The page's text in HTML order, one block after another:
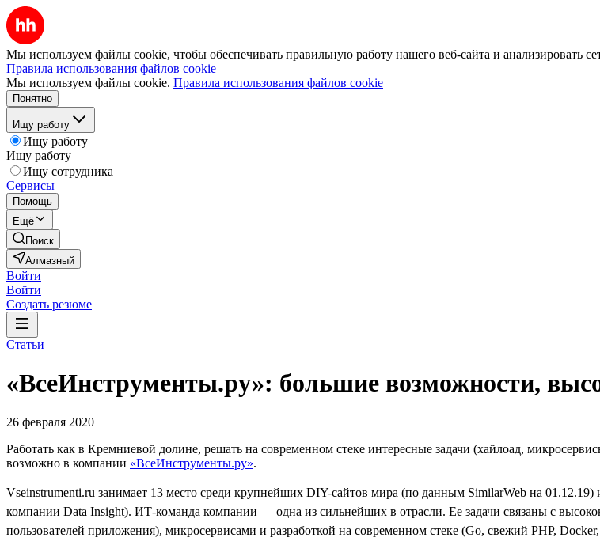
Мы используем файлы cookie, чтобы обеспечивать правильную работу нашего веб-сайта и анализировать
Правила использования файлов cookie
Мы используем файлы cookie. Правила использования файлов cookie
Понятно
Ищу работу
Ищу работу
Ищу работу
Ищу сотрудника
Сервисы
Помощь
Ещё
Поиск
Алмазный
Войти
Войти
Создать резюме
Статьи
«ВсеИнструменты.ру»: большие возможности,
26 февраля 2020
Работать как в Кремниевой долине, решать на современном стеке интересные задачи (хайлоад,
возможно в компании «ВсеИнструменты.ру».
Vseinstrumenti.ru занимает 13 место среди крупнейших DIY-сайтов мира (по данным SimilarWeb на
компании Data Insight). ИТ-команда компании — одна из сильнейших в отрасли. Ее задачи связаны с
пользователей приложения), микросервисами и разработкой на современном стеке (Go, свежий PHP,